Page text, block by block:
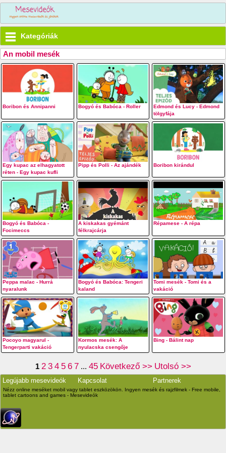
Kategóriák
An mobil mesék
Boribon és Annipanni Bogyó és Babóca - Roller
Edmond és Lucy - Edmond
tölgyfája
Egy kupac az elhagyatott
réten - Egy kupac kufli
Pipp és Polli - Az ajándék Boribon kirándul
Bogyó és Babóca -
Focimeccs
A kiskakas gyémánt
félkrajcárja
Répamese - A répa
Peppa malac - Hurrá
nyaralunk
Bogyó és Babóca: Tengeri
kaland
Tomi mesék - Tomi és a
vakáció
Pocoyo magyarul -
Tengerparti vakáció
Kormos mesék: A
nyulacska csengője
Bing - Bálint nap
1 2 3 4 5 6 7... 45 Következő >> Utolsó >>
Legújabb mesevideók Kapcsolat Partnerek
Nézz online meséket mobil vagy tablet eszközökön. Ingyen mesék és rajzfilmek - Free mobile,
tablet cartoons and games - Mesevideók